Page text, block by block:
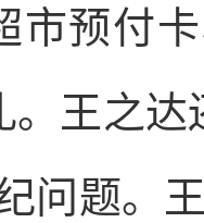
市预付
。王之
问题。